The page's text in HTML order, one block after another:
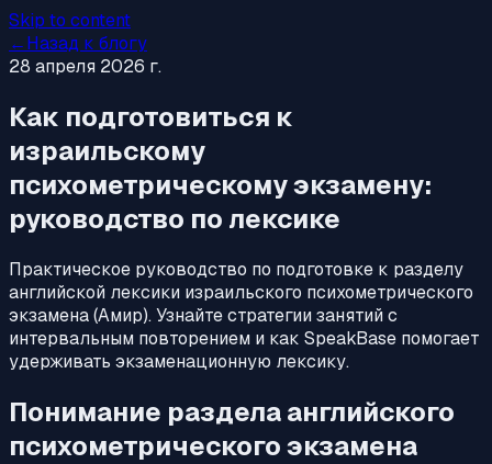
Skip to content
←Назад к блогу
28 апреля 2026 г.
Как подготовиться к
израильскому
психометрическому экзамену:
руководство по лексике
Практическое руководство по подготовке к разделу
английской лексики израильского психометрического
экзамена (Амир). Узнайте стратегии занятий с
интервальным повторением и как SpeakBase помогает
удерживать экзаменационную лексику.
Понимание раздела английского
психометрического экзамена